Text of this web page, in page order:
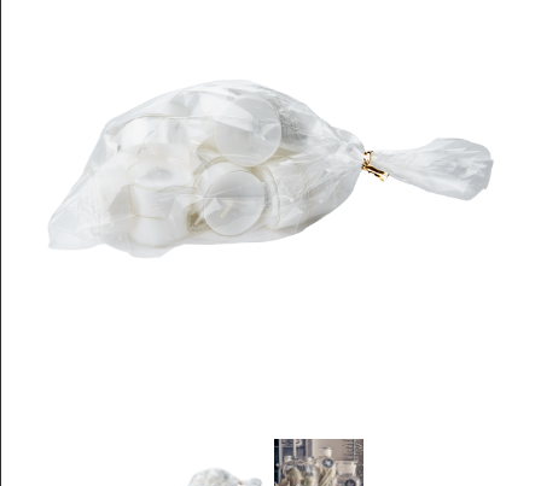
Inredning
Mattor
Belysning